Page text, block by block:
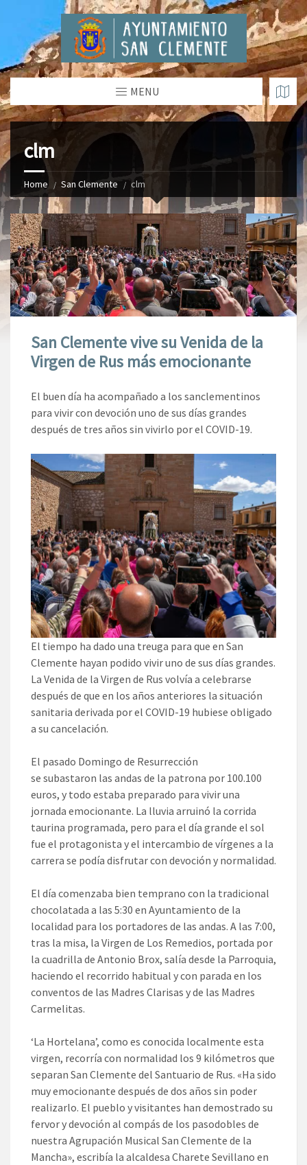
MENU
clm
Home San Clemente clm
San Clemente vive su Venida de la
Virgen de Rus más emocionante
El buen día ha acompañado a los sanclementinos
para vivir con devoción uno de sus días grandes
después de tres años sin vivirlo por el COVID-19.
El tiempo ha dado una treuga para que en San
Clemente hayan podido vivir uno de sus días grandes.
La Venida de la Virgen de Rus volvía a celebrarse
después de que en los años anteriores la situación
sanitaria derivada por el COVID-19 hubiese obligado
a su cancelación.
El pasado Domingo de Resurrección
se subastaron las andas de la patrona por 100.100
euros, y todo estaba preparado para vivir una
jornada emocionante. La lluvia arruinó la corrida
taurina programada, pero para el día grande el sol
fue el protagonista y el intercambio de vírgenes a la
carrera se podía disfrutar con devoción y normalidad.
El día comenzaba bien temprano con la tradicional
chocolatada a las 5:30 en Ayuntamiento de la
localidad para los portadores de las andas. A las 7:00,
tras la misa, la Virgen de Los Remedios, portada por
la cuadrilla de Antonio Brox, salía desde la Parroquia,
haciendo el recorrido habitual y con parada en los
conventos de las Madres Clarisas y de las Madres
Carmelitas.
‘La Hortelana’, como es conocida localmente esta
virgen, recorría con normalidad los 9 kilómetros que
separan San Clemente del Santuario de Rus. «Ha sido
muy emocionante después de dos años sin poder
realizarlo. El pueblo y visitantes han demostrado su
fervor y devoción al compás de los pasodobles de
nuestra Agrupación Musical San Clemente de la
Mancha», escribía la alcaldesa Charete Sevillano en